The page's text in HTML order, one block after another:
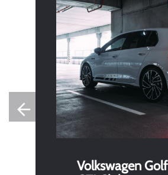
Volkswagen Golf